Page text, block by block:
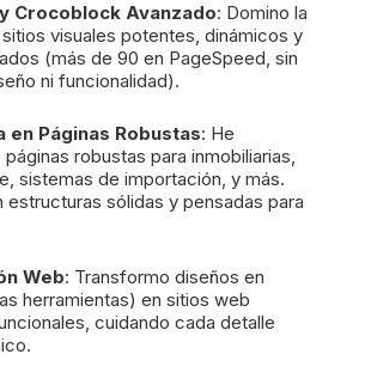
Crocoblock Avanzado: Domino la
visuales potentes, dinámicos y
(más de 90 en PageSpeed, sin
ni funcionalidad).
en Páginas Robustas: He
robustas para inmobiliarias,
sistemas de importación, y más.
estructuras sólidas y pensadas para
Web: Transformo diseños en
herramientas) en sitios web
cuidando cada detalle